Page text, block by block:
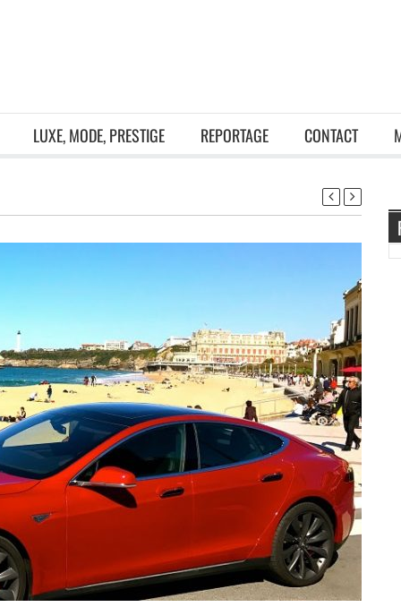
LUXE, MODE, PRESTIGE REPORTAGE CONTACT